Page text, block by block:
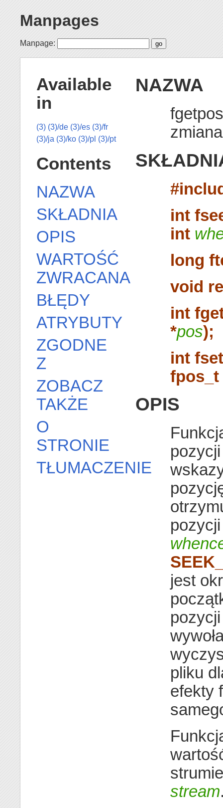
Manpages
Manpage:
NAZWA
int
int
long
void
int
*pos);
int
fpos_t
OPIS
jest
pliku
efekty
stream
Available
in
(3) (3)/de (3)/es (3)/fr
(3)/ja (3)/ko (3)/pl (3)/pt
Contents
NAZWA
SKŁADNIA
OPIS
WARTOŚĆ
ZWRACANA
BŁĘDY
ATRYBUTY
ZGODNE
Z
ZOBACZ
TAKŻE
O
STRONIE
TŁUMACZENIE